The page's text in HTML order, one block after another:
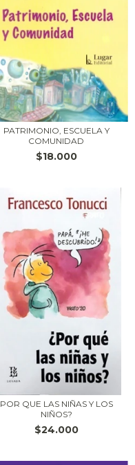
PATRIMONIO, ESCUELA Y
COMUNIDAD
$18.000
POR QUE LAS NIÑAS Y LOS
NIÑOS?
$24.000